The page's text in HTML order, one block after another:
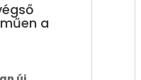
a